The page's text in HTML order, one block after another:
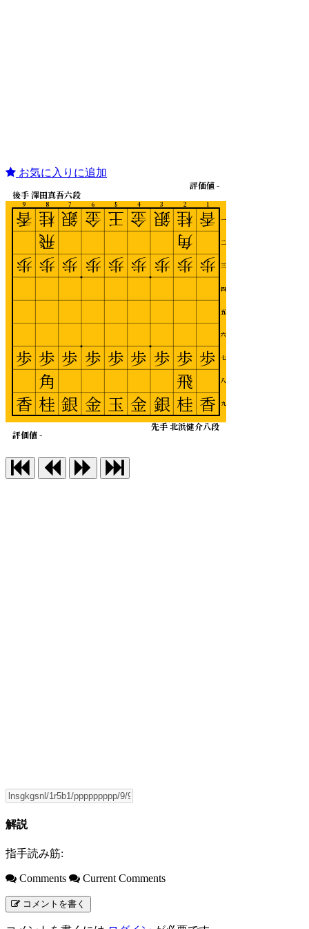
お気に入りに追加
1
2
3
4
5
6
7
8
9
一
二
三
四
五
六
七
八
九
先手 北浜健介八段
後手 澤田真吾六段
評価値 -
評価値 -
香
歩
歩
香
桂
角
歩
歩
飛
桂
銀
歩
歩
銀
金
歩
歩
金
王
歩
歩
玉
金
歩
歩
金
銀
歩
歩
銀
桂
飛
歩
歩
角
桂
香
歩
歩
香
解説
指手読み筋:
Comments Current Comments
コメントを書く